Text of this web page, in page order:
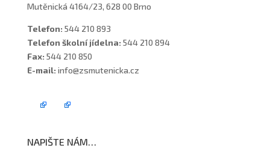
Mutěnická 4164/23, 628 00 Brno
Telefon: 544 210 893
Telefon školní jídelna: 544 210 894
Fax: 544 210 850
E-mail: info@zsmutenicka.cz
NAPIŠTE NÁM…